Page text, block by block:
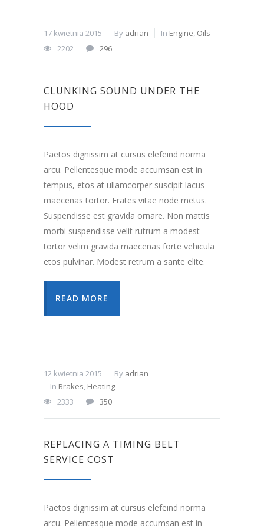
17 kwietnia 2015 By adrian In Engine, Oils
2202
296
CLUNKING SOUND UNDER THE
HOOD
Paetos dignissim at cursus elefeind norma
arcu. Pellentesque mode accumsan est in
tempus, etos at ullamcorper suscipit lacus
maecenas tortor. Erates vitae node metus.
Suspendisse est gravida ornare. Non mattis
morbi suspendisse velit rutrum a modest
tortor velim gravida maecenas forte vehicula
etos pulvinar. Modest retrum a sante elite.
READ MORE
12 kwietnia 2015 By adrian
In Brakes, Heating
2333
350
REPLACING A TIMING BELT
SERVICE COST
Paetos dignissim at cursus elefeind norma
arcu. Pellentesque mode accumsan est in